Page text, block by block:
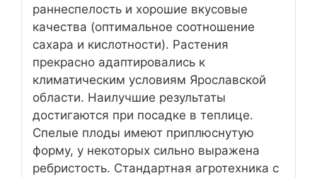
раннеспелость и хорошие вкусовые
качества (оптимальное соотношение
сахара и кислотности). Растения
прекрасно адаптировались к
климатическим условиям Ярославской
области. Наилучшие результаты
достигаются при посадке в теплице.
Спелые плоды имеют приплюснутую
форму, у некоторых сильно выражена
ребристость. Стандартная агротехника с